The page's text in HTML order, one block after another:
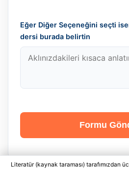
Eğer Diğer Seçeneğini seçti
dersi burada belirtin
Formu
Literatür (kaynak taraması) tarafımızdan